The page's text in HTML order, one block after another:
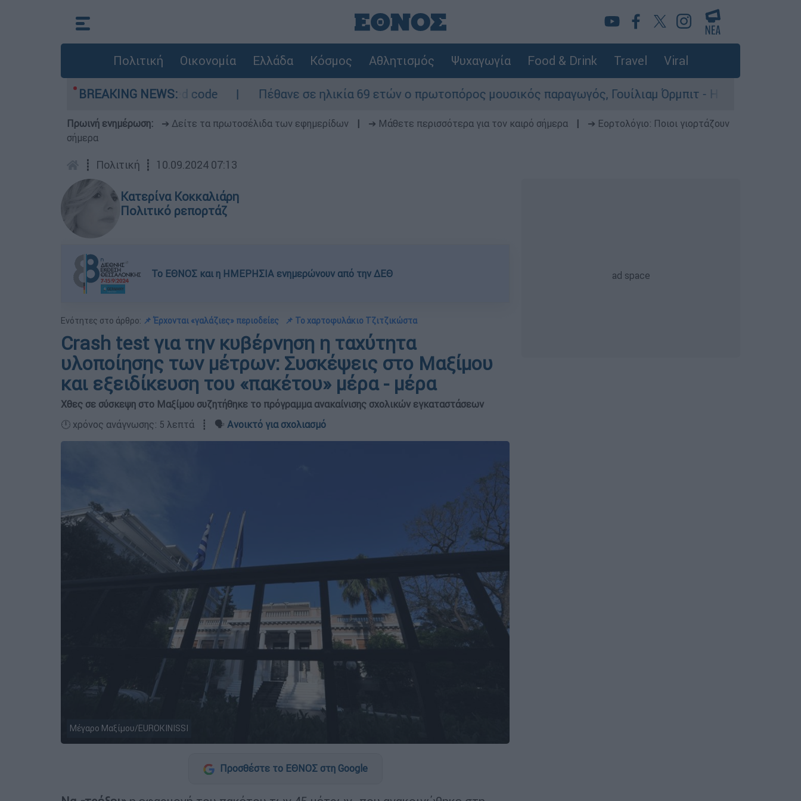
Πολιτική Οικονομία Ελλάδα Κόσμος Αθλητισμός Ψυχαγωγία Food & Drink Travel Viral
BREAKING NEWS:
Οι περιοχές σε red code Πέθανε σε ηλικία 69 ετών ο πρωτοπόρος μουσικός παραγωγός, Γουίλιαμ Όρμπιτ - Η καθοριστική συμβολή του
Πρωινή ενημέρωση: ➔ Δείτε τα πρωτοσέλιδα των εφημερίδων ➔ Μάθετε περισσότερα για τον καιρό σήμερα
➔ Εορτολόγιο: Ποιοι γιορτάζουν
σήμερα
┋ Πολιτική ┋ 10.09.2024 07:13
Κατερίνα Κοκκαλιάρη
Πολιτικό ρεπορτάζ
Το ΕΘΝΟΣ και η ΗΜΕΡΗΣΙΑ ενημερώνουν από την ΔΕΘ
Ενότητες στο άρθρο: 📌 Έρχονται «γαλάζιες» περιοδείες 📌 Το χαρτοφυλάκιο Τζιτζικώστα
Crash test για την κυβέρνηση η ταχύτητα
υλοποίησης των μέτρων: Συσκέψεις στο Μαξίμου
και εξειδίκευση του «πακέτου» μέρα - μέρα
Χθες σε σύσκεψη στο Μαξίμου συζητήθηκε το πρόγραμμα ανακαίνισης σχολικών εγκαταστάσεων
🕛 χρόνος ανάγνωσης: 5 λεπτά ┋ 🗣️ Ανοικτό για σχολιασμό
Μέγαρο Μαξίμου/EUROKINISSI
Προσθέστε το ΕΘΝΟΣ στη Google